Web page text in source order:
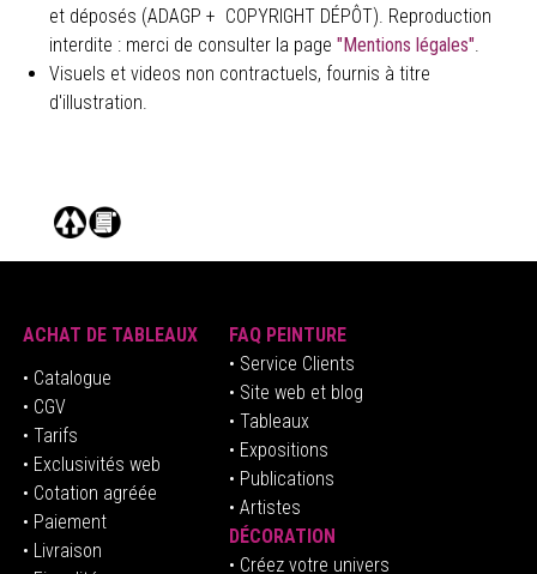
et déposés (ADAGP + COPYRIGHT DÉPÔT). Reproduction
interdite : merci de consulter la page "Mentions légales"
Visuels et videos non contractuels, fournis à titre
d'illustration.
ACHAT DE TABLEAUX
• Catalogue
• CGV
• Tarifs
• Exclusivités web
• Cotation agréée
• Paiement
• Livraison
FAQ PEINTURE
• Service Clients
• Site web et blog
• Tableaux
• Expositions
• Publications
• Artistes
DÉCORATION
• Créez votre univers